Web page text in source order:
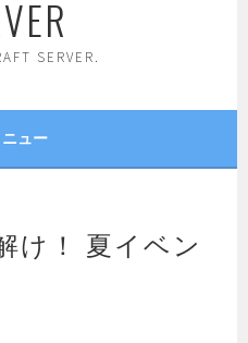
SERVER.
ュー
け！ 夏イベン